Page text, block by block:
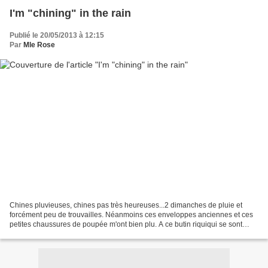
I'm "chining" in the rain
Publié le 20/05/2013 à 12:15
Par Mle Rose
Chines pluvieuses, chines pas très heureuses...2 dimanches de pluie et
forcément peu de trouvailles. Néanmoins ces enveloppes anciennes et ces
petites chaussures de poupée m'ont bien plu. A ce butin riquiqui se sont